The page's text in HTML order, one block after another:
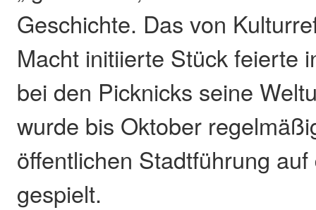
Geschichte. Das von
Macht initiierte Stück feierte
bei den Picknicks seine
wurde bis Oktober
öffentlichen Stadtführung
gespielt.